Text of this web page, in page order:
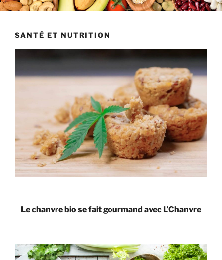
SANTÉ ET NUTRITION
Le chanvre bio se fait gourmand avec L’Chanvre